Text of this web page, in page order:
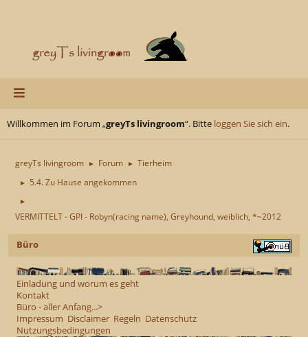
Willkommen im Forum „greyTs livingroom“. Bitte loggen Sie sich ein.
greyTs livingroom ► Forum ► Tierheim
► 5.4. Zu Hause angekommen
►
VERMITTELT - GPI - Robyn(racing name), Greyhound, weiblich, *~2012
Büro
Einladung und worum es geht
Kontakt
Büro - aller Anfang...>
Impressum Disclaimer Regeln Datenschutz
Nutzungsbedingungen